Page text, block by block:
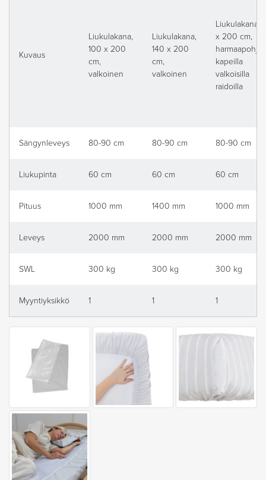
Kuvaus
Liukulakana,
100 x 200
cm,
valkoinen
Liukulakana,
140 x 200
cm,
valkoinen
Liukulakana,
x 200 cm,
kapeilla
valkoisilla
raidoilla
Sängynleveys 80-90 cm 80-90 cm 80-90 cm
Liukupinta 60 cm 60 cm 60 cm
Pituus 1000 mm 1400 mm 1000 mm
Leveys 2000 mm 2000 mm 2000 mm
SWL 300 kg 300 kg 300 kg
Myyntiyksikkö 1 1 1